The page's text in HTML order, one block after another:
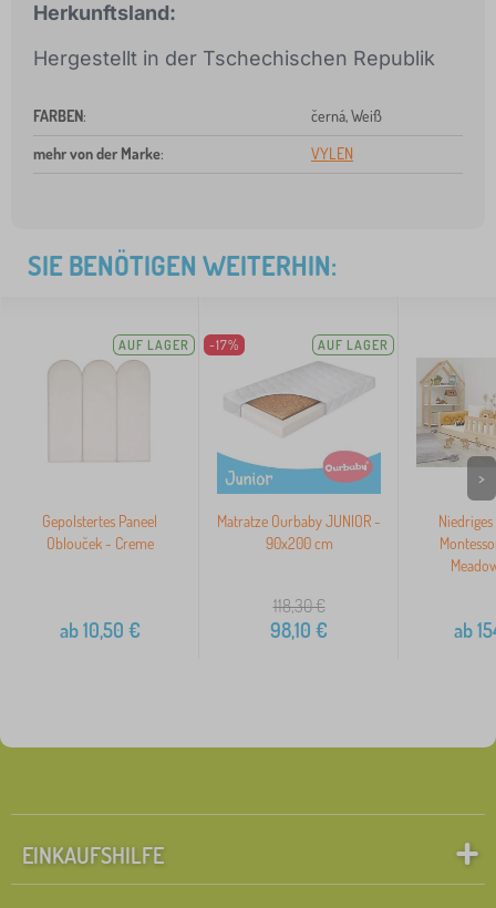
Herkunftsland:
Hergestellt in der Tschechischen Republik
FARBEN:
černá, Weiß
mehr von der Marke: VYLEN
SIE BENÖTIGEN WEITERHIN:
AUF LAGER
Gepolstertes Paneel
Oblouček - Creme
ab10,50 €
-17% AUF LAGER
Matratze Ourbaby JUNIOR -
90x200 cm
118,30€
98,10 € ab
>
EINKAUFSHILFE